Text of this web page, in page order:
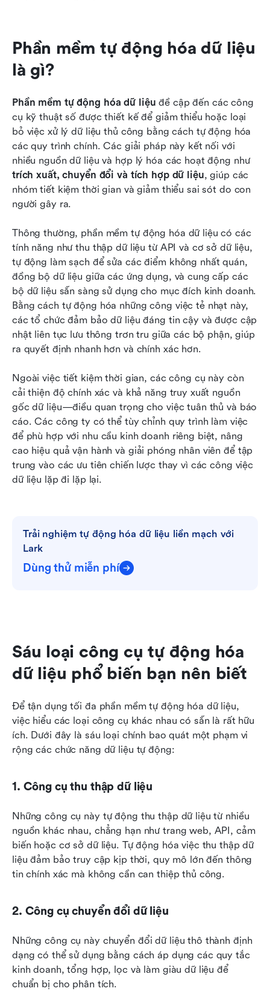
Phần mềm tự động hóa dữ liệu
là gì?
Phần mềm tự động hóa dữ liệu đề cập đến các công
cụ kỹ thuật số được thiết kế để giảm thiểu hoặc loại
bỏ việc xử lý dữ liệu thủ công bằng cách tự động hóa
các quy trình chính. Các giải pháp này kết nối với
nhiều nguồn dữ liệu và hợp lý hóa các hoạt động như
trích xuất, chuyển đổi và tích hợp dữ liệu, giúp các
nhóm tiết kiệm thời gian và giảm thiểu sai sót do con
người gây ra.
Thông thường, phần mềm tự động hóa dữ liệu có các
tính năng như thu thập dữ liệu từ API và cơ sở dữ liệu,
tự động làm sạch để sửa các điểm không nhất quán,
đồng bộ dữ liệu giữa các ứng dụng, và cung cấp các
bộ dữ liệu sẵn sàng sử dụng cho mục đích kinh doanh.
Bằng cách tự động hóa những công việc tẻ nhạt này,
các tổ chức đảm bảo dữ liệu đáng tin cậy và được cập
nhật liên tục lưu thông trơn tru giữa các bộ phận, giúp
ra quyết định nhanh hơn và chính xác hơn.
Ngoài việc tiết kiệm thời gian, các công cụ này còn
cải thiện độ chính xác và khả năng truy xuất nguồn
gốc dữ liệu—điều quan trọng cho việc tuân thủ và báo
cáo. Các công ty có thể tùy chỉnh quy trình làm việc
để phù hợp với nhu cầu kinh doanh riêng biệt, nâng
cao hiệu quả vận hành và giải phóng nhân viên để tập
trung vào các ưu tiên chiến lược thay vì các công việc
dữ liệu lặp đi lặp lại.
Trải nghiệm tự động hóa dữ liệu liền mạch với
Lark
Dùng thử miễn phí
Sáu loại công cụ tự động hóa
dữ liệu phổ biến bạn nên biết
Để tận dụng tối đa phần mềm tự động hóa dữ liệu,
việc hiểu các loại công cụ khác nhau có sẵn là rất hữu
ích. Dưới đây là sáu loại chính bao quát một phạm vi
rộng các chức năng dữ liệu tự động:
1. Công cụ thu thập dữ liệu
Những công cụ này tự động thu thập dữ liệu từ nhiều
nguồn khác nhau, chẳng hạn như trang web, API, cảm
biến hoặc cơ sở dữ liệu. Tự động hóa việc thu thập dữ
liệu đảm bảo truy cập kịp thời, quy mô lớn đến thông
tin chính xác mà không cần can thiệp thủ công.
2. Công cụ chuyển đổi dữ liệu
Những công cụ này chuyển đổi dữ liệu thô thành định
dạng có thể sử dụng bằng cách áp dụng các quy tắc
kinh doanh, tổng hợp, lọc và làm giàu dữ liệu để
chuẩn bị cho phân tích.